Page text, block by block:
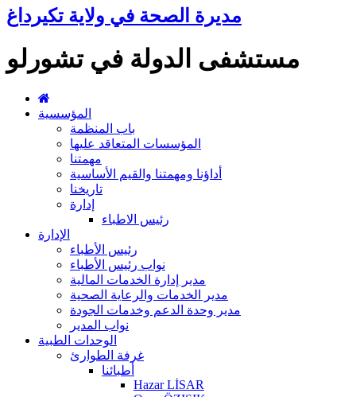
مديرة الصحة في ولاية تكيرداغ
مستشفى الدولة في تشورلو
المؤسسية
باب المنظمة
المؤسسات المتعاقد عليها
مهمتنا
أداؤنا ومهمتنا والقيم الأساسية
تاريخنا
إدارة
رئيس الاطباء
الإدارة
رئيس الأطباء
نواب رئيس الأطباء
مدير إدارة الخدمات المالية
مدير الخدمات والرعاية الصحية
مدير وحدة الدعم وخدمات الجودة
نواب المدير
الوحدات الطبية
غرفة الطوارئ
أطبائنا
Hazar LİSAR